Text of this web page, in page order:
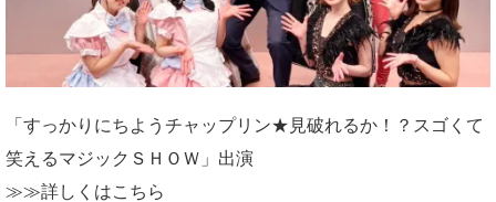
「すっかりにちようチャップリン★見破れるか！？スゴくて
笑えるマジックＳＨＯＷ」出演
≫≫詳しくはこちら